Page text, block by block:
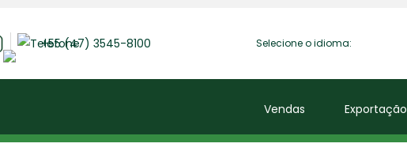
+55 (47) 3545-8100 Selecione o idioma:
Vendas Exportação